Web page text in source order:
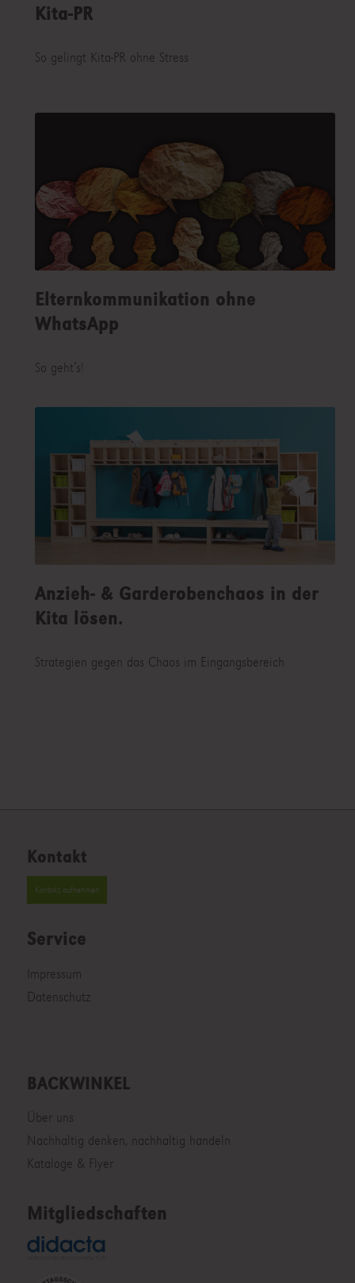
Kita-PR
So gelingt Kita-PR ohne Stress
Elternkommunikation ohne
WhatsApp
So geht’s!
Anzieh- & Garderobenchaos in der
Kita lösen.
Strategien gegen das Chaos im Eingangsbereich
Kontakt
Kontakt aufnehmen
Service
Impressum
Datenschutz
BACKWINKEL
Über uns
Nachhaltig denken, nachhaltig handeln
Kataloge & Flyer
Mitgliedschaften